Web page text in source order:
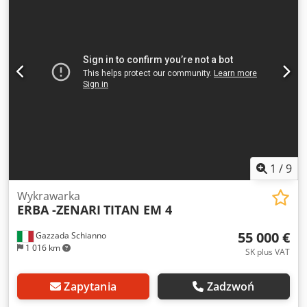
1 /9
Gazzada Schianno
1 016 km
Wykrawarka
ERBA -ZENARI TITAN EM 4
55 000 €
SK plus VAT
Zapytania Zadzwoń